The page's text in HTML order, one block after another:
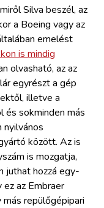
Silva beszél, az
a Boeing vagy az
emelést
is mindig
olvasható, az az
egyrészt a gép
illetve a
sokminden más
között. Az is
is mozgatja,
juthat hozzá egy-
ez az Embraer
repülőgépipari